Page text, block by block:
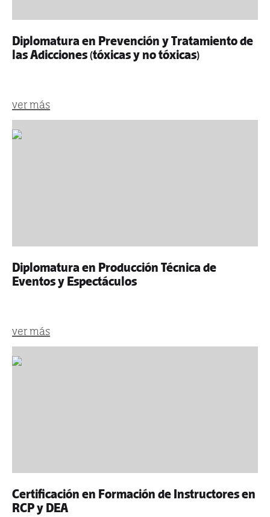
Diplomatura en Prevención y Tratamiento de
las Adicciones (tóxicas y no tóxicas)
ver más
Diplomatura en Producción Técnica de
Eventos y Espectáculos
ver más
Certificación en Formación de Instructores en
RCP y DEA